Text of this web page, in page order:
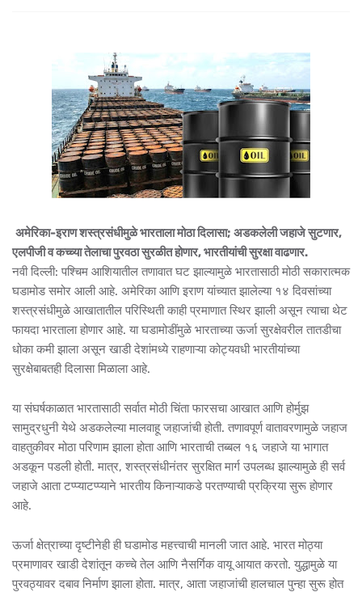
अमेरिका-इराण शस्त्रसंधीमुळे भारताला मोठा दिलासा; अडकलेली जहाजे सुटणार,
एलपीजी व कच्च्या तेलाचा पुरवठा सुरळीत होणार, भारतीयांची सुरक्षा वाढणार.
नवी दिल्ली: पश्चिम आशियातील तणावात घट झाल्यामुळे भारतासाठी मोठी सकारात्मक
घडामोड समोर आली आहे. अमेरिका आणि इराण यांच्यात झालेल्या १४ दिवसांच्या
शस्त्रसंधीमुळे आखातातील परिस्थिती काही प्रमाणात स्थिर झाली असून त्याचा थेट
फायदा भारताला होणार आहे. या घडामोडींमुळे भारताच्या ऊर्जा सुरक्षेवरील तातडीचा
धोका कमी झाला असून खाडी देशांमध्ये राहणाऱ्या कोट्यवधी भारतीयांच्या
सुरक्षेबाबतही दिलासा मिळाला आहे.
या संघर्षकाळात भारतासाठी सर्वात मोठी चिंता फारसचा आखात आणि होर्मुझ
सामुद्रधुनी येथे अडकलेल्या मालवाहू जहाजांची होती. तणावपूर्ण वातावरणामुळे जहाज
वाहतुकीवर मोठा परिणाम झाला होता आणि भारताची तब्बल १६ जहाजे या भागात
अडकून पडली होती. मात्र, शस्त्रसंधीनंतर सुरक्षित मार्ग उपलब्ध झाल्यामुळे ही सर्व
जहाजे आता टप्प्याटप्प्याने भारतीय किनाऱ्याकडे परतण्याची प्रक्रिया सुरू होणार
आहे.
ऊर्जा क्षेत्राच्या दृष्टीनेही ही घडामोड महत्त्वाची मानली जात आहे. भारत मोठ्या
प्रमाणावर खाडी देशांतून कच्चे तेल आणि नैसर्गिक वायू आयात करतो. युद्धामुळे या
पुरवठ्यावर दबाव निर्माण झाला होता. मात्र, आता जहाजांची हालचाल पुन्हा सुरू होत